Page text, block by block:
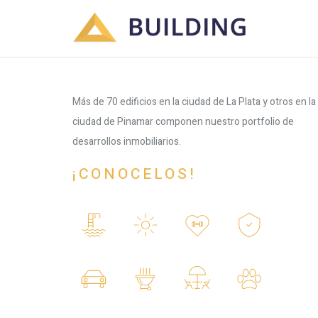
Más de 70 edificios en la ciudad de La Plata y otros en la
ciudad de Pinamar componen nuestro portfolio de
desarrollos inmobiliarios.
¡CONOCELOS!